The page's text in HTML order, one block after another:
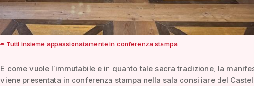
Tutti insieme appassionatamente in conferenza stampa
E come vuole l’immutabile e in quanto tale sacra tradizione, la
viene presentata in conferenza stampa nella sala consiliare del